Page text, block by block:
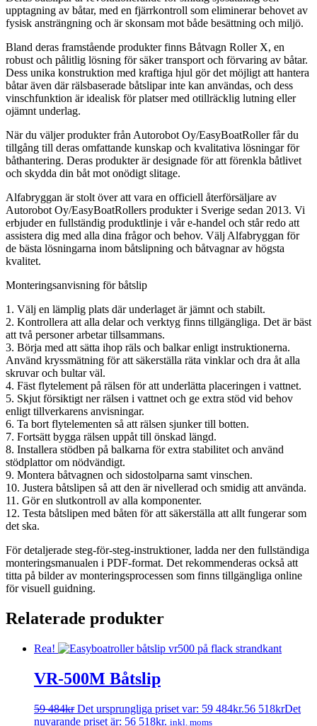
upptagning av båtar, med en fjärrkontroll som eliminerar behovet av
fysisk ansträngning och är skonsam mot både besättning och miljö.
Bland deras framstående produkter finns Båtvagn Roller X, en
robust och pålitlig lösning för säker transport och förvaring av båtar.
Dess unika konstruktion med kraftiga hjul gör det möjligt att hantera
båtar även där rälsbaserade båtslipar inte kan användas, och dess
vinschfunktion är idealisk för platser med otillräcklig lutning eller
ojämnt underlag.
När du väljer produkter från Autorobot Oy/EasyBoatRoller får du
tillgång till deras omfattande kunskap och kvalitativa lösningar för
båthantering. Deras produkter är designade för att förenkla båtlivet
och skydda din båt mot onödigt slitage.
Alfabryggan är stolt över att vara en officiell återförsäljare av
Autorobot Oy/EasyBoatRollers produkter i Sverige sedan 2013. Vi
erbjuder en fullständig produktlinje i vår e-handel och står redo att
assistera dig med alla dina frågor och behov. Välj Alfabryggan för
de bästa lösningarna inom båtslipning och båtvagnar av högsta
kvalitet.
Monteringsanvisning för båtslip
1. Välj en lämplig plats där underlaget är jämnt och stabilt.
2. Kontrollera att alla delar och verktyg finns tillgängliga. Det är bäst
att två personer arbetar tillsammans.
3. Börja med att sätta ihop räls och balkar enligt instruktionerna.
Använd kryssmätning för att säkerställa räta vinklar och dra åt alla
skruvar och bultar väl.
4. Fäst flytelement på rälsen för att underlätta placeringen i vattnet.
5. Skjut försiktigt ner rälsen i vattnet och ge extra stöd vid behov
enligt tillverkarens anvisningar.
6. Ta bort flytelementen så att rälsen sjunker till botten.
7. Fortsätt bygga rälsen uppåt till önskad längd.
8. Installera stödben på balkarna för extra stabilitet och använd
stödplattor om nödvändigt.
9. Montera båtvagnen och sidostolparna samt vinschen.
10. Justera båtslipen så att den är nivellerad och smidig att använda.
11. Gör en slutkontroll av alla komponenter.
12. Testa båtslipen med båten för att säkerställa att allt fungerar som
det ska.
För detaljerade steg-för-steg-instruktioner, ladda ner den fullständiga
monteringsmanualen i PDF-format. Det rekommenderas också att
titta på bilder av monteringsprocessen som finns tillgängliga online
för visuell guidning.
Relaterade produkter
Rea!
VR-500M Båtslip
59 484kr Det ursprungliga priset var: 59 484kr.56 518krDet
nuvarande priset är: 56 518kr. inkl. moms